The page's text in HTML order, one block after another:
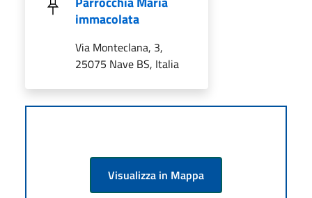
immacolata
Via Monteclana, 3,
25075 Nave BS, Italia
Visualizza in Mappa